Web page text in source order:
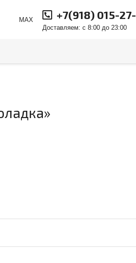
MAX +7(918) 015-
Доставляем: с 8:00 до 23:00